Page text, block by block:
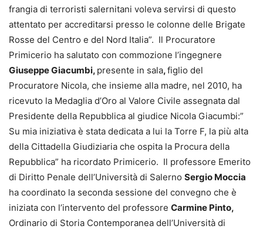
frangia di terroristi salernitani voleva servirsi di questo
attentato per accreditarsi presso le colonne delle Brigate
Rosse del Centro e del Nord Italia”. Il Procuratore
Primicerio ha salutato con commozione l’ingegnere
Giuseppe Giacumbi, presente in sala,figlio del
Procuratore Nicola, che insieme alla madre, nel 2010, ha
ricevuto la Medaglia d’Oro al Valore Civile assegnata dal
Presidente della Repubblica al giudice Nicola Giacumbi:”
Su mia iniziativa è stata dedicata a lui la Torre F, la più alta
della Cittadella Giudiziaria che ospita la Procura della
Repubblica” ha ricordato Primicerio. Il professore Emerito
di Diritto Penale dell’Università di Salerno Sergio Moccia
ha coordinato la seconda sessione del convegno che è
iniziata con l’intervento del professore Carmine Pinto,
Ordinario di Storia Contemporanea dell’Università di